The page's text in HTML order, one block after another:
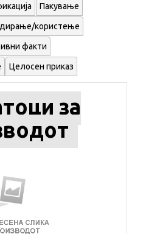
Пакување
користење
факти
Целосен приказ
за